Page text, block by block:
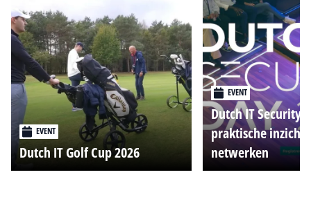
EVENT
Dutch IT Golf Cup 2026
EVENT
Dutch IT Security
praktische
netwerken